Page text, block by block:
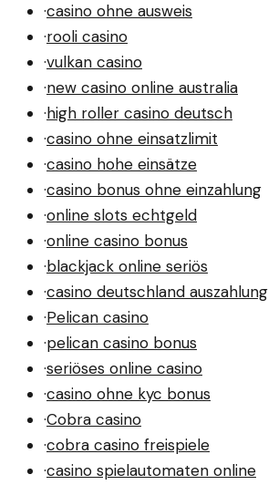
·casino ohne ausweis
·rooli casino
·vulkan casino
·new casino online australia
·high roller casino deutsch
·casino ohne einsatzlimit
·casino hohe einsätze
·casino bonus ohne einzahlung
·online slots echtgeld
·online casino bonus
·blackjack online seriös
·casino deutschland auszahlung
·Pelican casino
·pelican casino bonus
·seriöses online casino
·casino ohne kyc bonus
·Cobra casino
·cobra casino freispiele
·casino spielautomaten online